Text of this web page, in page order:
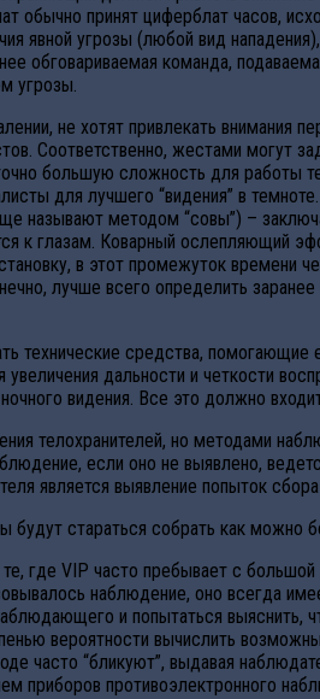
обычно принят циферблат часов,
явной угрозы (любой вид
обговариваемая команда,
угрозы.
не хотят привлекать
Соответственно, жестами могут
большую сложность для работы
для лучшего “видения” в
называют методом “совы”) –
к глазам. Коварный ослепляющий
в этот промежуток
лучше всего определить
технические средства,
дальности и четкости
видения. Все это должно
телохранителей, но методами
если оно не выявлено,
является выявление попыток
будут стараться собрать как
где VIP часто пребывает с
наблюдение, оно всегда
и попытаться выяснить,
вероятности вычислить
часто “бликуют”, выдавая
приборов противоэлектронного